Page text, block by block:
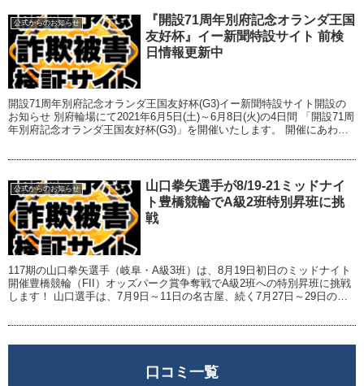
公式からのお知らせ
『開設71周年別府記念オランダ王国
友好杯』イー新聞特設サイト 前検
日情報更新中
開設71周年別府記念オランダ王国友好杯(G3)イー新聞特設サイト開設の
お知らせ 別府輪場にて2021年6月5日(土)～6月8日(火)の4日間 「開設71周
年別府記念オランダ王国友好杯(G3)」を開催いたします。 開催にあわせ
公式からのお知らせ
山口拳矢選手が8/19-21ミッドナイ
ト豊橋競輪でA級2班特別昇班に挑
戦
117期の山口拳矢選手（岐阜・A級3班）は、8月19日初日のミッドナイト
開催豊橋競輪（FII）オッズパーク賞争奪戦でA級2班への特別昇班に挑戦
します！ 山口選手は、7月9日～11日の名古屋、続く7月27日～29日の四
口コミ一覧